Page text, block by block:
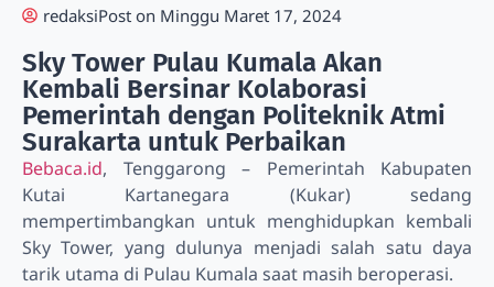
redaksiPost on Minggu Maret 17, 2024
Sky Tower Pulau Kumala Akan
Kembali Bersinar Kolaborasi
Pemerintah dengan Politeknik Atmi
Surakarta untuk Perbaikan
Bebaca.id, Tenggarong – Pemerintah Kabupaten
Kutai Kartanegara (Kukar) sedang
mempertimbangkan untuk menghidupkan kembali
Sky Tower, yang dulunya menjadi salah satu daya
tarik utama di Pulau Kumala saat masih beroperasi.